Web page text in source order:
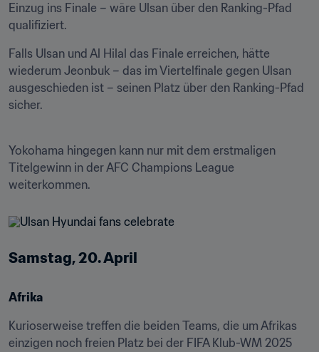
Einzug ins Finale – wäre Ulsan über den Ranking-Pfad
qualifiziert.
Falls Ulsan und Al Hilal das Finale erreichen, hätte
wiederum Jeonbuk – das im Viertelfinale gegen Ulsan
ausgeschieden ist – seinen Platz über den Ranking-Pfad
sicher.
Yokohama hingegen kann nur mit dem erstmaligen
Titelgewinn in der AFC Champions League
weiterkommen.
Samstag, 20. April
Afrika
Kurioserweise treffen die beiden Teams, die um Afrikas
einzigen noch freien Platz bei der FIFA Klub-WM 2025